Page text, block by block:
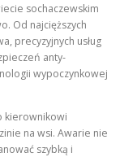
sochaczewskim
Od najcięższych
precyzyjnych usług
anty-
wypoczynkowej
kierownikowi
na wsi. Awarie nie
szybką i